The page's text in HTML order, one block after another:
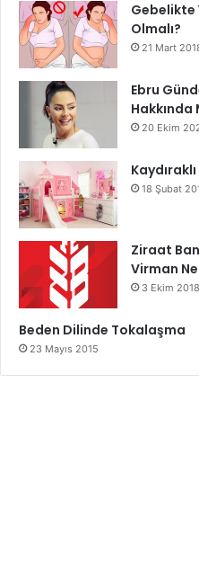
Gebelikte
Olmalı?
21 Mart
Ebru
Hakkında
20 Ekim
18 Şubat
Ziraat
Virman
3 Ekim 2018
Beden Dilinde Tokalaşma
23 Mayıs 2015